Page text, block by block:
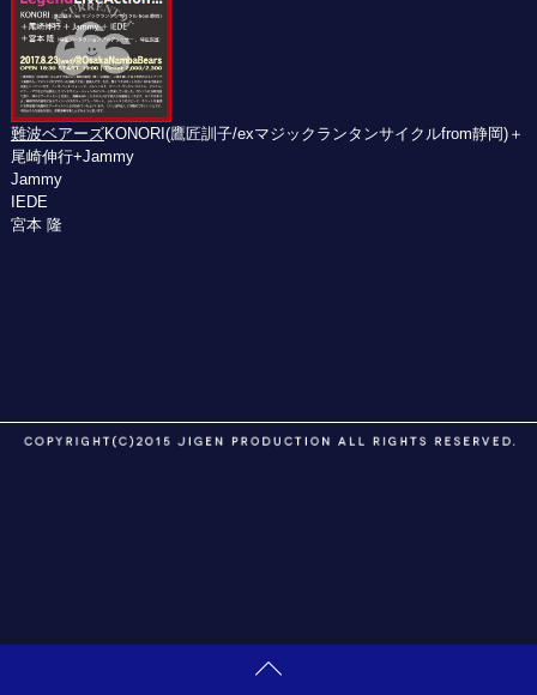
難波ベアーズKONORI(鷹匠訓子/exマジックランタンサイクルfrom静岡)＋
尾崎伸行+Jammy
Jammy
IEDE
宮本 隆